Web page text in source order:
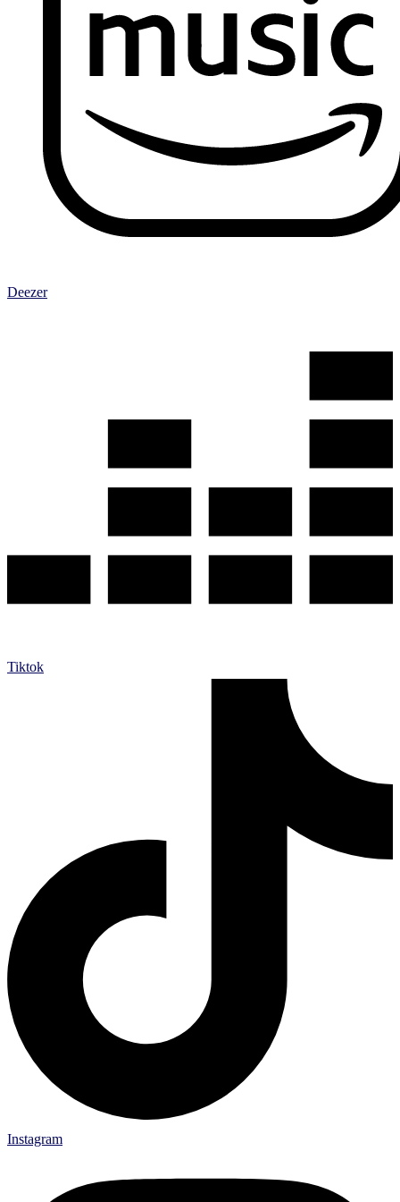
Deezer
Tiktok
Instagram